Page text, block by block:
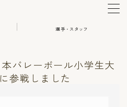
選手・スタッフ
本バレーボール小学生大
参戦しました